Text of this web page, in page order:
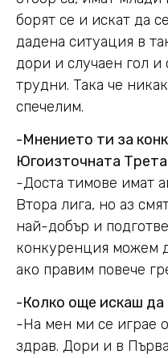
борят се и искат да
дадена ситуация в
дори и случаен гол и
трудни. Така че
спечелим.
-Мнението ти за
Югоизточната Трета
-Доста тимове имат
Втора лига, но аз
най-добър и
конкуренция можем
ако правим повече
-Колко още искаш да
-На мен ми се играе
здрав. Дори и в